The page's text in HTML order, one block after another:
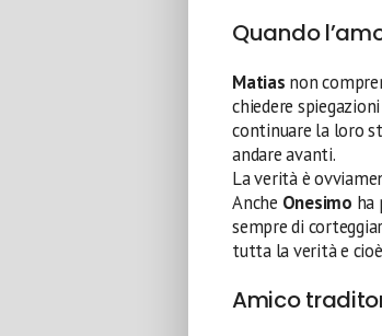
Quando
Matias non
chiedere
continuare la loro
andare avanti.
La verità è
Anche Onesimo ha
sempre di
tutta la verità e
Amico